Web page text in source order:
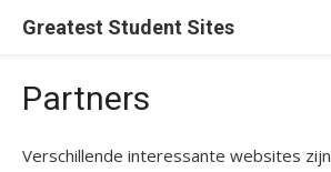
inhoud
Greatest Student Sites
Partners
Verschillende interessante websites